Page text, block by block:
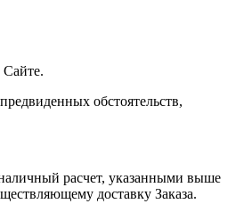
Сайте.
обстоятельств,
наличный расчет, указанными выше
доставку Заказа.